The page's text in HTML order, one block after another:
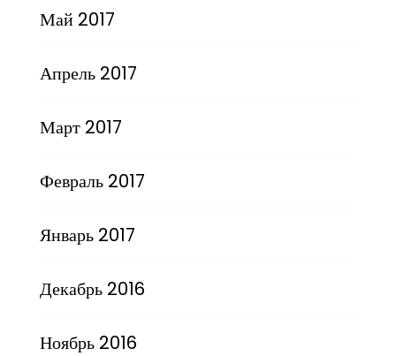
Май 2017
Апрель 2017
Март 2017
Февраль 2017
Январь 2017
Декабрь 2016
Ноябрь 2016